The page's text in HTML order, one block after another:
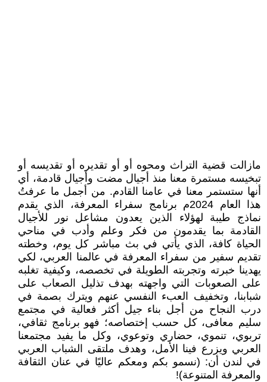
مازالت قضية التراث ومحوه أو أو تقديره أو تقديسه أو
تبخيسه مستمرة معنا منذ أجيال مضت وأجيال قادمة، أي
أنها ستستمر معنا في عامنا القادم. من أجمل ما عرفتُ
هذا العام 2024م برنامج سفراء المعرفة، الذي يقدم
نماذج طيبة لهؤلاء الذين يعدون مشاعل نور للأجيال
القادمة بما يقدمون من فكر وعلم وأدب في مناحي
الحياة كافة، الذي يأتي في بث مباشر كل يوم، وخطته
تقديم سفير من سفراء المعرفة في عالمنا العربي، لكي
يهدينا خبرته وتجربته الطويلة في تخصصه، وكيفية تغلبه
على الصعوبات التي واجهته بهدف تذليل الصعاب على
شبابنا، وتخفيف العبء النفسي عنهم ويترك بصمة في
درب النجاح من أجل بناء جيل أكثر فعالية في مجتمع
سليم معافى، كل حسب إختصاصه؛ فهو برنامج ثقافي،
تربوي، تنموي، حضاري وتوعوي، وكل ما يفيد مجتمعنا
العربي ويزرع فينا الأمل، وهدف ملتقى الشباب العربي
في لندن أن: (نسمو بكم ومعكم عاليًا في عنان الثقافة
والمعرفة المتنوعة)!